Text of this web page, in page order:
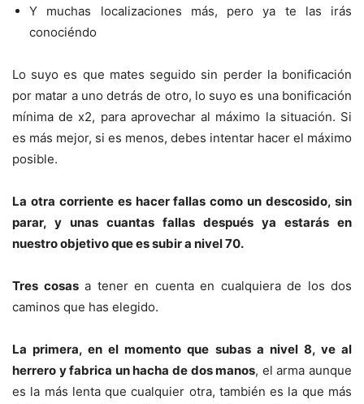
Y muchas localizaciones más, pero ya te las irás
conociéndo
Lo suyo es que mates seguido sin perder la bonificación
por matar a uno detrás de otro, lo suyo es una bonificación
mínima de x2, para aprovechar al máximo la situación. Si
es más mejor, si es menos, debes intentar hacer el máximo
posible.
La otra corriente es hacer fallas como un descosido, sin
parar, y unas cuantas fallas después ya estarás en
nuestro objetivo que es subir a nivel 70.
Tres cosasa tener en cuenta en cualquiera de los dos
caminos que has elegido.
La primera, en el momento que subas a nivel 8, ve al
herrero y fabrica un hacha de dos manos, el arma aunque
es la más lenta que cualquier otra, también es la que más